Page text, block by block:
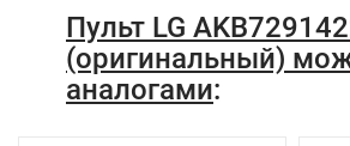
Пульт LG
(оригинальный)
аналогами: